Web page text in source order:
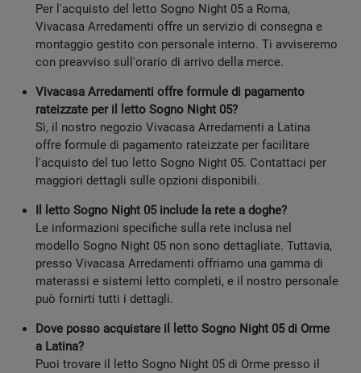
Per l'acquisto del letto Sogno Night 05 a Roma,
Vivacasa Arredamenti offre un servizio di consegna e
montaggio gestito con personale interno. Ti avviseremo
con preavviso sull'orario di arrivo della merce.
Vivacasa Arredamenti offre formule di pagamento
rateizzate per il letto Sogno Night 05?
Sì, il nostro negozio Vivacasa Arredamenti a Latina
offre formule di pagamento rateizzate per facilitare
l'acquisto del tuo letto Sogno Night 05. Contattaci per
maggiori dettagli sulle opzioni disponibili.
Il letto Sogno Night 05 include la rete a doghe?
Le informazioni specifiche sulla rete inclusa nel
modello Sogno Night 05 non sono dettagliate. Tuttavia,
presso Vivacasa Arredamenti offriamo una gamma di
materassi e sistemi letto completi, e il nostro personale
può fornirti tutti i dettagli.
Dove posso acquistare il letto Sogno Night 05 di Orme
a Latina?
Puoi trovare il letto Sogno Night 05 di Orme presso il